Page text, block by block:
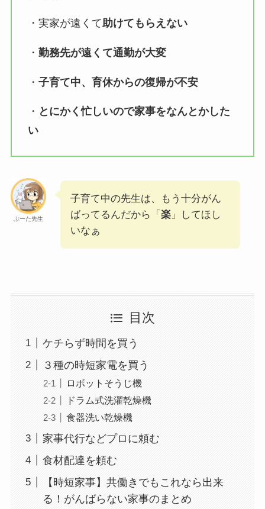
・実家が遠くて助けてもらえない
・ 勤務先が遠くて通勤が大変
・ 子育て中、育休からの復帰が不安
・ とにかく忙しいので家事をなんとかした
い
ぷーた先生
子育て中の先生は、もう十分がん
ばってるんだから「 楽」してほし
いなぁ
目次
ケチらず時間を買う
３種の時短家電を買う
ロボットそうじ機
ドラム式洗濯乾燥機
食器洗い乾燥機
家事代行などプロに頼む
食材配達を頼む
【時短家事】共働きでもこれなら出来
る！がんばらない家事のまとめ